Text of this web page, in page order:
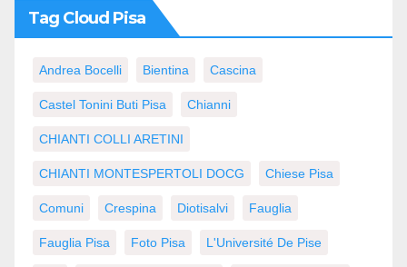
Tag Cloud Pisa
Andrea Bocelli Bientina Cascina
Castel Tonini Buti Pisa Chianni
CHIANTI COLLI ARETINI
CHIANTI MONTESPERTOLI DOCG Chiese Pisa
Comuni Crespina Diotisalvi Fauglia
Fauglia Pisa Foto Pisa L'Université De Pise